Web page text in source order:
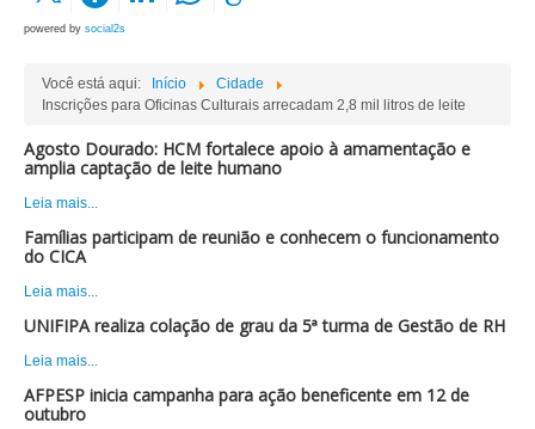
powered by social2s
Você está aqui: Início
Cidade
Inscrições para Oficinas Culturais arrecadam 2,8 mil litros de leite
Agosto Dourado: HCM fortalece apoio à amamentação e
amplia captação de leite humano
Leia mais...
Famílias participam de reunião e conhecem o funcionamento
do CICA
Leia mais...
UNIFIPA realiza colação de grau da 5ª turma de Gestão de RH
Leia mais...
AFPESP inicia campanha para ação beneficente em 12 de
outubro